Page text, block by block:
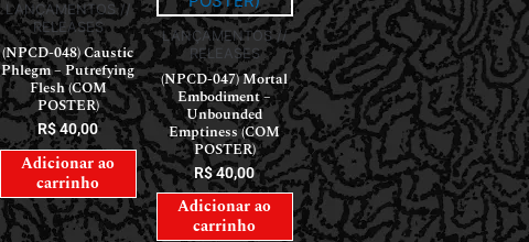
LANÇAMENTOS //
RELEASES
(NPCD-048) Caustic
Phlegm – Putrefying
Flesh (COM
POSTER)
R$40,00
Adicionar ao
carrinho
LANÇAMENTOS //
RELEASES
(NPCD-047) Mortal
Embodiment –
Unbounded
Emptiness (COM
POSTER)
R$40,00
Adicionar ao
carrinho